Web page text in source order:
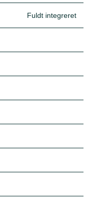
Fuldt integreret